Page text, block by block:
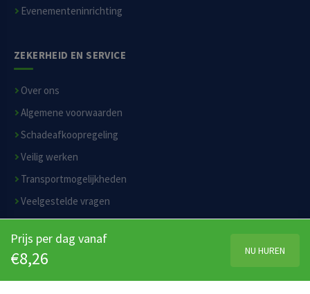
Prijs per dag vanaf
€8,26 NU HUREN
Evenementeninrichting
ZEKERHEID EN SERVICE
Over ons
Algemene voorwaarden
Schadeafkoopregeling
Veilig werken
Transportmogelijkheden
Veelgestelde vragen
Privacyverklaring
Disclaimer